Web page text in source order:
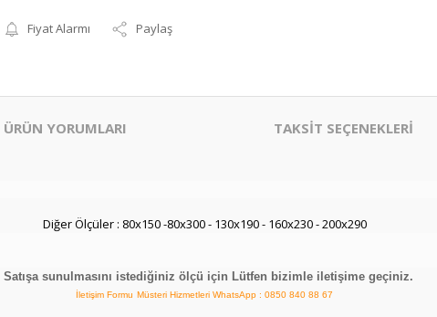
Fiyat Alarmı Paylaş
ÜRÜN YORUMLARI TAKSİT SEÇENEKLERİ
Diğer Ölçüler : 80x150 -80x300 - 130x190 - 160x230 - 200x290
Satışa sunulmasını istediğiniz ölçü için Lütfen bizimle iletişime geçiniz.
İletişim Formu Müsteri Hizmetleri WhatsApp : 0850 840 88 67